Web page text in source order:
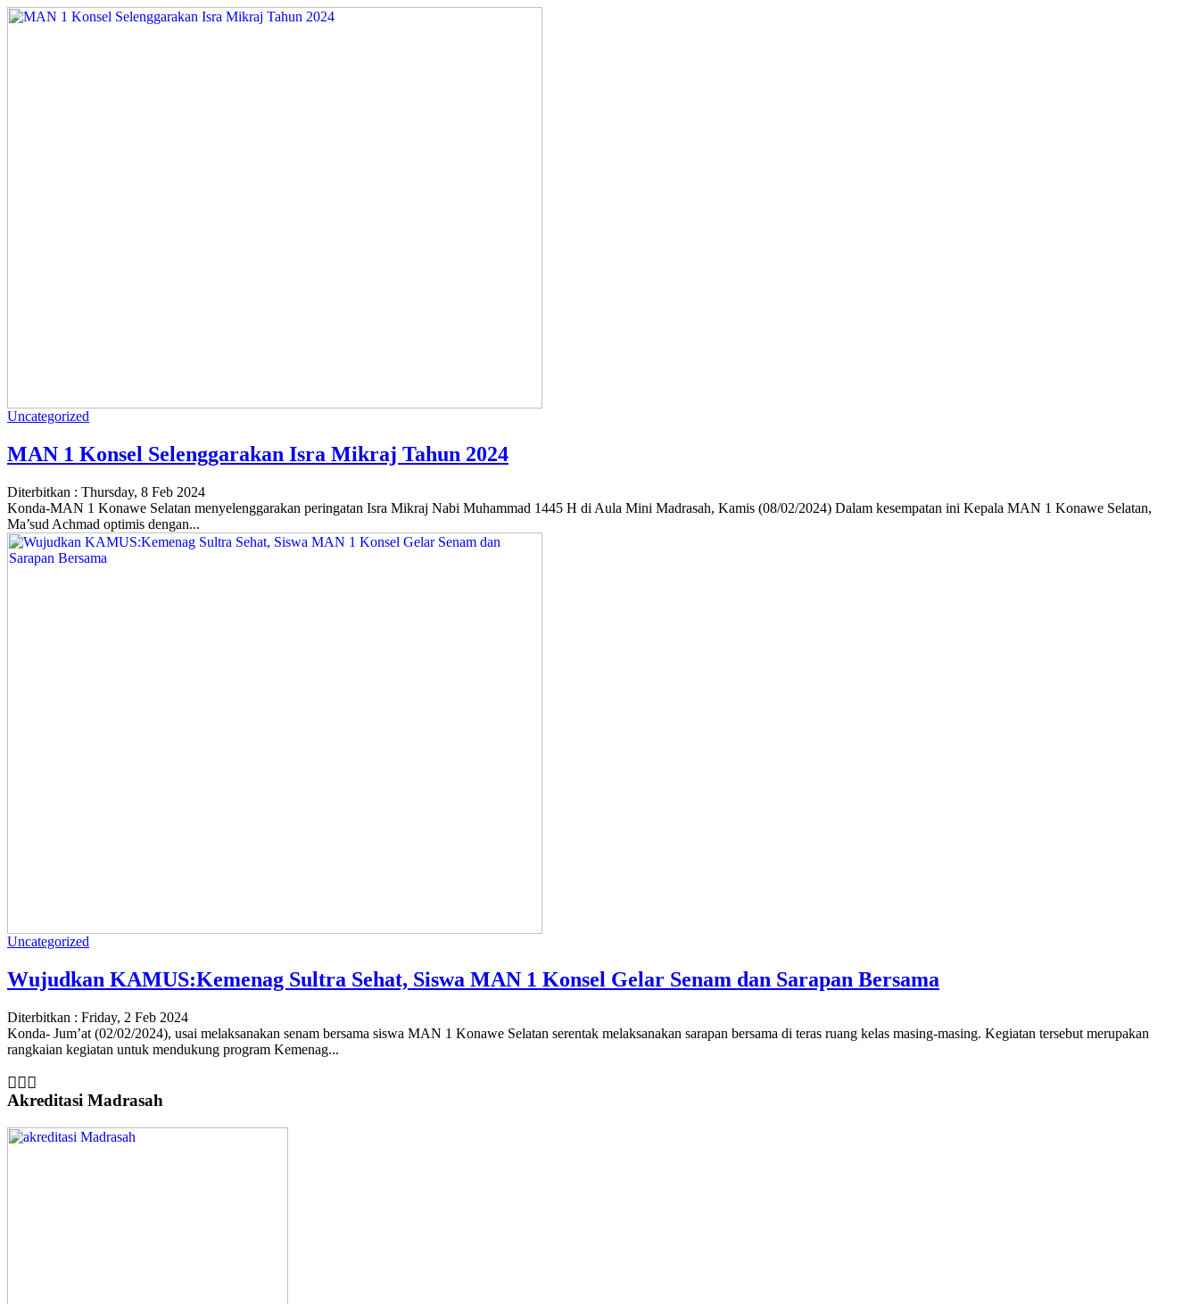
Uncategorized
MAN 1 Konsel Selenggarakan Isra Mikraj Tahun 2024
Diterbitkan : Thursday, 8 Feb 2024
Konda-MAN 1 Konawe Selatan menyelenggarakan peringatan Isra Mikraj Nabi Muhammad 1445 H di Aula Mini Madrasah, Kamis (08/02/2024) Dalam kesempatan ini Kepala MAN 1 Konawe Selatan,
Ma’sud Achmad optimis dengan...
Uncategorized
Wujudkan KAMUS:Kemenag Sultra Sehat, Siswa MAN 1 Konsel Gelar Senam dan Sarapan Bersama
Diterbitkan : Friday, 2 Feb 2024
Konda- Jum’at (02/02/2024), usai melaksanakan senam bersama siswa MAN 1 Konawe Selatan serentak melaksanakan sarapan bersama di teras ruang kelas masing-masing. Kegiatan tersebut merupakan
rangkaian kegiatan untuk mendukung program Kemenag...
Akreditasi Madrasah